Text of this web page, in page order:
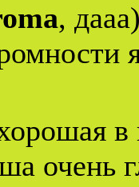
,
в
очень